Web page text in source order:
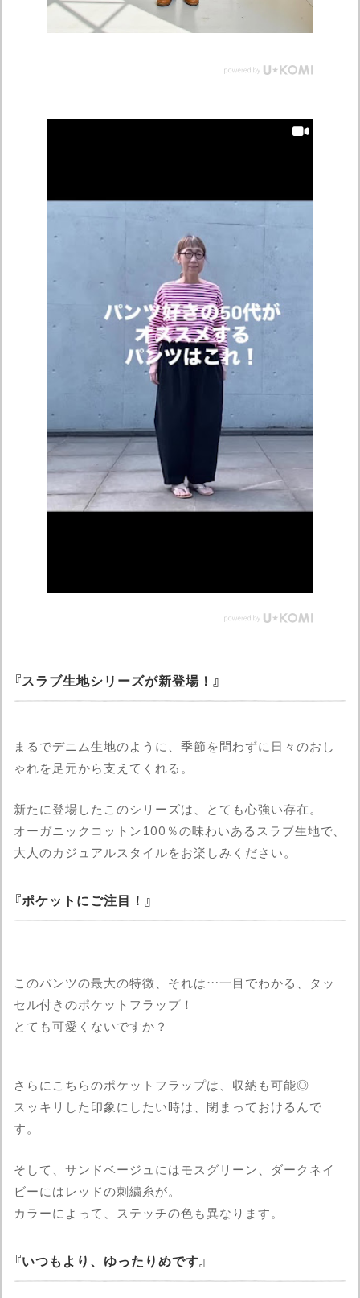
スラブ生地シリーズが新登場！
まるでデニム生地のように、季節を問わずに日々のおし
ゃれを足元から支えてくれる。
新たに登場したこのシリーズは、とても心強い存在。
オーガニックコットン100％の味わいあるスラブ生地で、
大人のカジュアルスタイルをお楽しみください。
ポケットにご注目！
このパンツの最大の特徴、それは…一目でわかる、タッ
セル付きのポケットフラップ！
とても可愛くないですか？
さらにこちらのポケットフラップは、収納も可能◎
スッキリした印象にしたい時は、閉まっておけるんで
す。
そして、サンドベージュにはモスグリーン、ダークネイ
ビーにはレッドの刺繍糸が。
カラーによって、ステッチの色も異なります。
いつもより、ゆったりめです